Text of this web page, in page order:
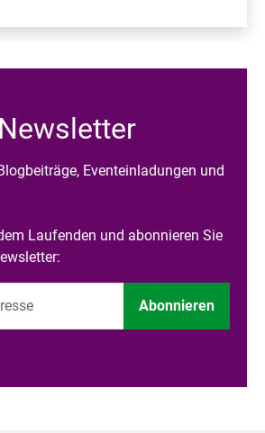
Eventeinladungen und
Laufenden und abonnieren Sie
Abonnieren